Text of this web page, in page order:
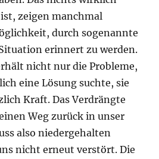
zeigen manchmal
durch sogenannte
erinnert zu werden.
nicht nur die Probleme,
eine Lösung suchte, sie
Kraft. Das Verdrängte
Weg zurück in unser
also niedergehalten
nicht erneut verstört. Die